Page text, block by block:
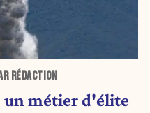
RÉDACTION
un métier d'élite